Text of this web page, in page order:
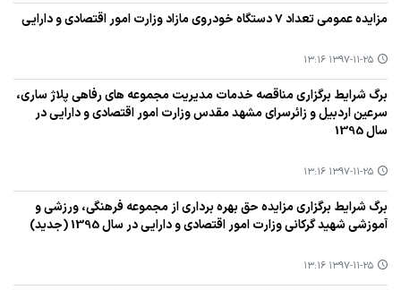
مزایده عمومی تعداد 7 دستگاه خودروی مازاد وزارت امور اقتصادی و دارایی
۱۳۹۷-۱۱-۲۵ ۱۳:۱۶
برگ شرایط برگزاری مناقصه خدمات مدیریت مجموعه‌ های رفاهی پلاژ ساری،
سرعین اردبیل و زائرسرای مشهد مقدس وزارت امور اقتصادی و دارایی در
سال 1395
۱۳۹۷-۱۱-۲۵ ۱۳:۱۶
برگ شرایط برگزاری مزایده حق بهره برداری از مجموعه فرهنگی، ورزشی و
آموزشی شهید گركانی وزارت امور اقتصادی و دارایی در سال 1395 (جدید)
۱۳۹۷-۱۱-۲۵ ۱۳:۱۶